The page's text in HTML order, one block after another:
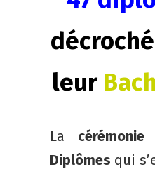
leur
La cérémonie
Diplômes qui